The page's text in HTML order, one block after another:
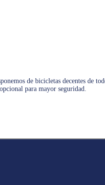
de bicicletas decentes de
para mayor seguridad.